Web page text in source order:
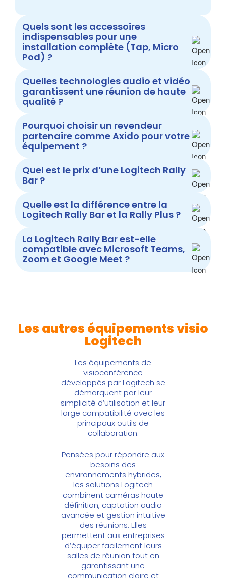
Quels sont les accessoires
indispensables pour une
installation complète (Tap, Micro
Pod) ?
Quelles technologies audio et vidéo
garantissent une réunion de haute
qualité ?
Pourquoi choisir un revendeur
partenaire comme Axido pour votre
équipement ?
Quel est le prix d’une Logitech Rally
Bar ?
Quelle est la différence entre la
Logitech Rally Bar et la Rally Plus ?
La Logitech Rally Bar est-elle
compatible avec Microsoft Teams,
Zoom et Google Meet ?
Les autres équipements visio
Logitech
Les équipements de
visioconférence
développés parLogitech se
démarquent par leur
simplicité d’utilisation et leur
large compatibilité avec les
principaux outils de
collaboration.
Pensées pour répondre aux
besoins des
environnements hybrides,
les solutions Logitech
combinent caméras haute
définition, captation audio
avancée et gestion intuitive
des réunions. Elles
permettent aux entreprises
d’équiper facilement leurs
salles de réunion tout en
garantissant une
communication claire et